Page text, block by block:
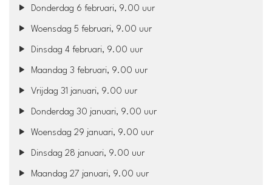
Donderdag 6 februari, 9.00 uur
Woensdag 5 februari, 9.00 uur
Dinsdag 4 februari, 9.00 uur
Maandag 3 februari, 9.00 uur
Vrijdag 31 januari, 9.00 uur
Donderdag 30 januari, 9.00 uur
Woensdag 29 januari, 9.00 uur
Dinsdag 28 januari, 9.00 uur
Maandag 27 januari, 9.00 uur